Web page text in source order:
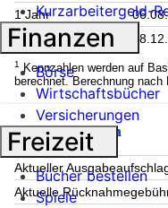
1 Jahr
seit Auflage
1
Kennzahlen werden auf
berechnet. Berechnung nach
Fondsgebühren
Aktueller
Aktuelle
Kurzarbeitergeld-
Finanzen
Börse
Wirtschaftsbücher
Versicherungen
Freizeit
Bücher bestellen
Spiele